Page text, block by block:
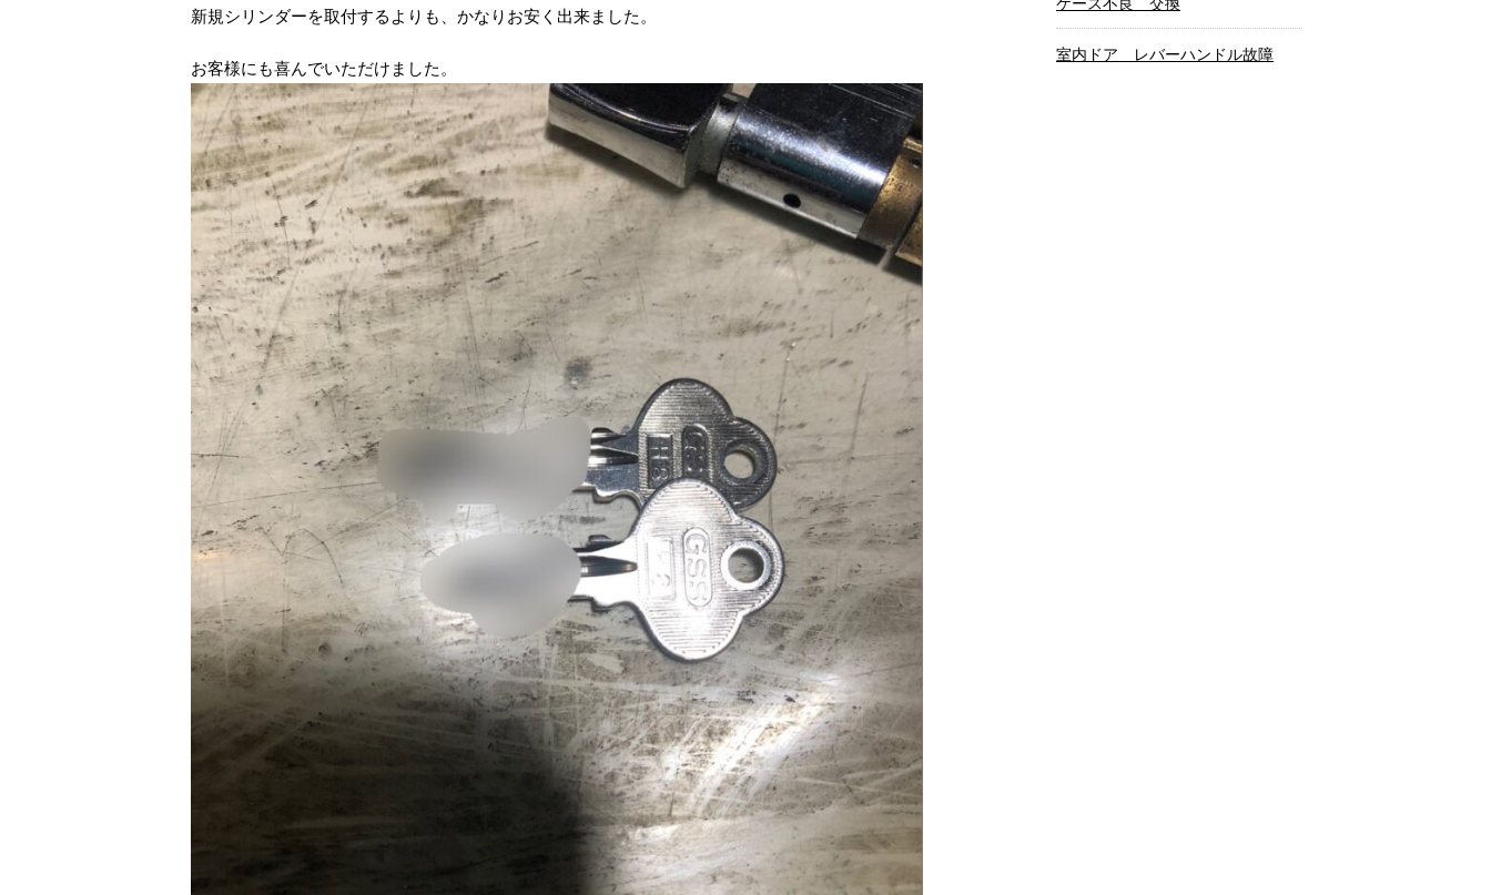
新規シリンダーを取付するよりも、かなりお安く出来ました。
お客様にも喜んでいただけました。
室内ドア レバーハンドル故障